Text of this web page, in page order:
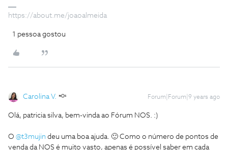
https://about.me/joaoalmeida
1 pessoa gostou
Carolina V. Forum|Forum|9 years ago
Olá, patricia silva, bem-vinda ao Fórum NOS. :)
O @t3mujin deu uma boa ajuda. 🙂 Como o número de pontos de
venda da NOS é muito vasto, apenas é possível saber em cada